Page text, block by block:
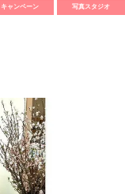
キャンペーン 写真スタジオ